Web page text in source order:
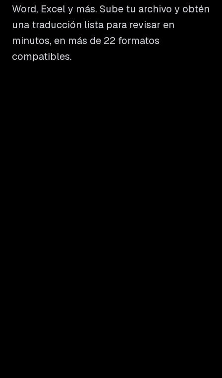
Word, Excel y más. Sube tu archivo y obtén
una traducción lista para revisar en
minutos, en más de 22 formatos
compatibles.